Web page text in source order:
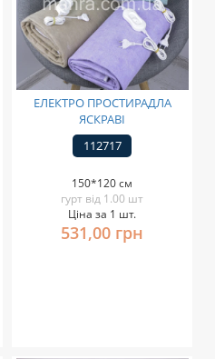
ЕЛЕКТРО ПРОСТИРАДЛА
ЯСКРАВІ
112717
150*120 см
гурт від 1.00 шт
Ціна за 1 шт.
531,00 грн